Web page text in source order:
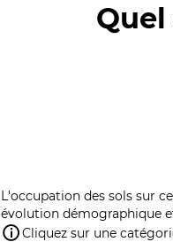
L'occupation des sols sur
évolution démographique
Cliquez sur une